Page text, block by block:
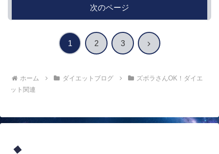
次のページ
1 2 3 次
ホーム ダイエットブログ
ズボラさんOK！ダイエ
ット関連